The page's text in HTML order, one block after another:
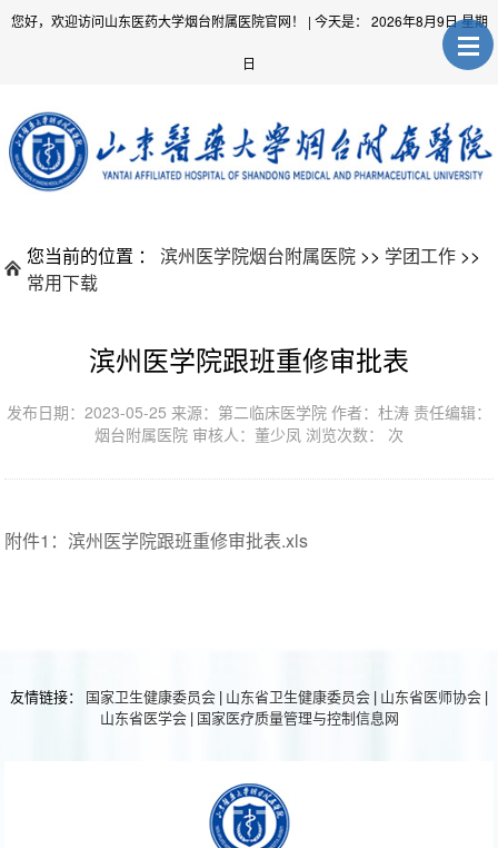
您好，欢迎访问山东医药大学烟台附属医院官网！ | 今天是： 2026年8月9日 星期
日
您当前的位置 ：滨州医学院烟台附属医院 >> 学团工作 >>
常用下载
滨州医学院跟班重修审批表
发布日期：2023-05-25 来源：第二临床医学院 作者：杜涛 责任编辑：
烟台附属医院 审核人：董少凤 浏览次数： 次
附件1：滨州医学院跟班重修审批表.xls
友情链接： 国家卫生健康委员会 | 山东省卫生健康委员会 | 山东省医师协会 |
山东省医学会 | 国家医疗质量管理与控制信息网